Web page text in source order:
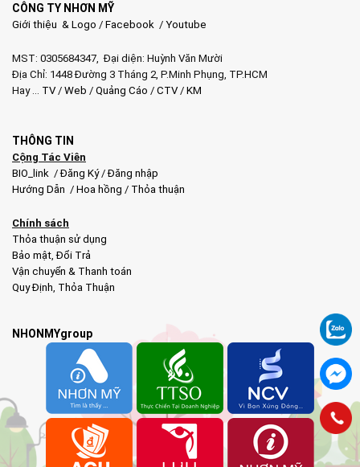
CÔNG TY NHƠN MỸ
Giới thiệu & Logo / Facebook / Youtube
MST: 0305684347, Đại diện: Huỳnh Văn Mười
Địa Chỉ: 1448 Đường 3 Tháng 2, P.Minh Phụng, TP.HCM
Hay … TV/ Web / Quảng Cáo / CTV/ KM
THÔNG TIN
Cộng Tác Viên
BIO_link /Đăng Ký/Đăng nhập
Hướng Dẫn / Hoa hồng / Thỏa thuận
Chính sách
Thỏa thuận sử dụng
Bảo mật,Đổi Trả
Vận chuyển & Thanh toán
Quy Định, Thỏa Thuận
NHONMYgroup